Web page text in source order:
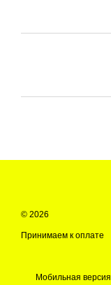
© 2026
Принимаем к оплате
Мобильная версия